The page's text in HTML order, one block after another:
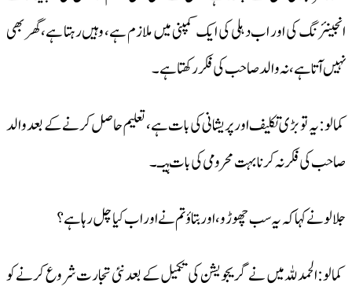
انجینئرنگ کی اور اب دہلی کی ایک کمپنی میں ملازم ہے، وہیں رہتا ہے، گھر بھی
نہیں آتا ہے، نہ والد صاحب کی فکر رکھتا ہے۔
کمالو: یہ تو بڑی تکلیف اور پریشانی کی بات ہے، تعلیم حاصل کرنے کے بعد والد
صاحب کی فکر نہ کرنا بہت محرومی کی بات ہیـ۔
جلالو نے کہا کہ یہ سب چھوڑو، اور بتاؤ تم نے اور اب کیا چل رہا ہے؟
کمالو: الحمد للہ میں نے گریجویشن کی تکمیل کے بعد نئی تجارت شروع کرنے کو